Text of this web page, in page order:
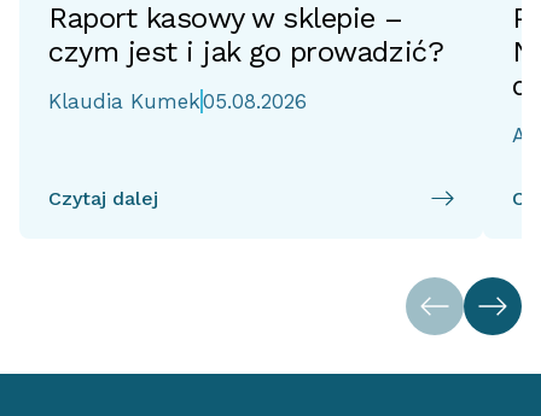
Raport kasowy w sklepie –
czym jest i jak go prowadzić?
Klaudia Kumek05.08.2026
Czytaj dalej